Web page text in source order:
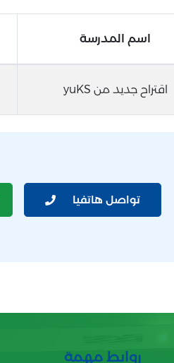
اسم المدرسة
اقتراح جديد من yuKS
تواصل هاتفيا
روابط مهمة